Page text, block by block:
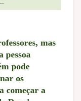
mas
pessoa
pode
os
começar a